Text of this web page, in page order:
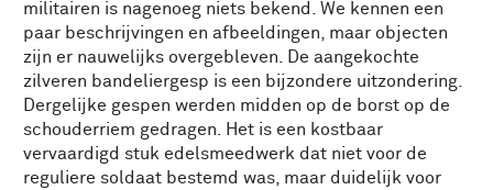
militairen is nagenoeg niets bekend. We kennen een
paar beschrijvingen en afbeeldingen, maar objecten
zijn er nauwelijks overgebleven. De aangekochte
zilveren bandeliergesp is een bijzondere uitzondering.
Dergelijke gespen werden midden op de borst op de
schouderriem gedragen. Het is een kostbaar
vervaardigd stuk edelsmeedwerk dat niet voor de
reguliere soldaat bestemd was, maar duidelijk voor